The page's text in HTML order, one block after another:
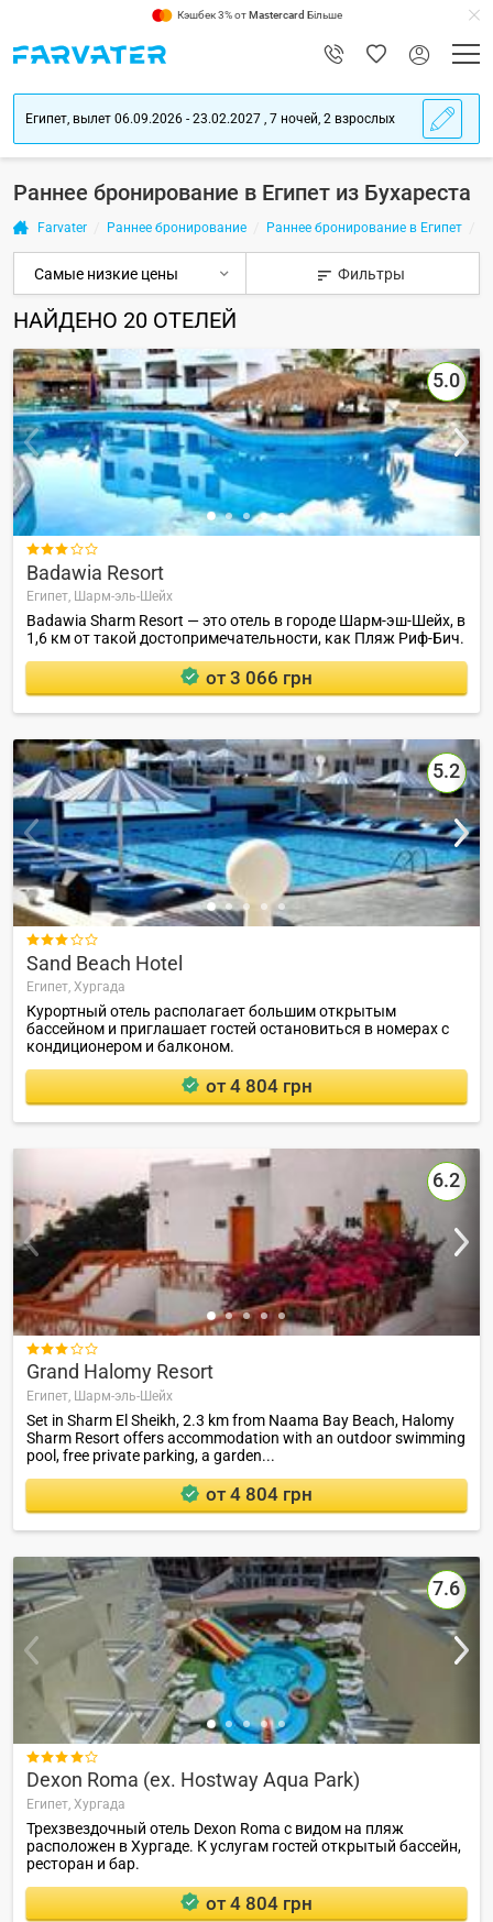
Кэшбек 3% отMastercard Більше
Египет, вылет 06.09.2026 - 23.02.2027 , 7 ночей, 2 взрослых
Раннее бронирование в Египет из Бухареста
Farvater Раннее бронирование Раннее бронирование в Египет
Фильтры
НАЙДЕНО 20 ОТЕЛЕЙ
5.0

Badawia Resort
Египет, Шарм-эль-Шейх
Badawia Sharm Resort — это отель в городе Шарм-эш-Шейх, в
1,6 км от такой достопримечательности, как Пляж Риф-Бич.
от 3 066 грн
5.2

Sand Beach Hotel
Египет, Хургада
Курортный отель располагает большим открытым
бассейном и приглашает гостей остановиться в номерах с
кондиционером и балконом.
от 4 804 грн
6.2

Grand Halomy Resort
Египет, Шарм-эль-Шейх
Set in Sharm El Sheikh, 2.3 km from Naama Bay Beach, Halomy
Sharm Resort offers accommodation with an outdoor swimming
pool, free private parking, a garden...
от 4 804 грн
7.6

Dexon Roma (ex. Hostway Aqua Park)
Египет, Хургада
Трехзвездочный отель Dexon Roma с видом на пляж
расположен в Хургаде. К услугам гостей открытый бассейн,
ресторан и бар.
от 4 804 грн